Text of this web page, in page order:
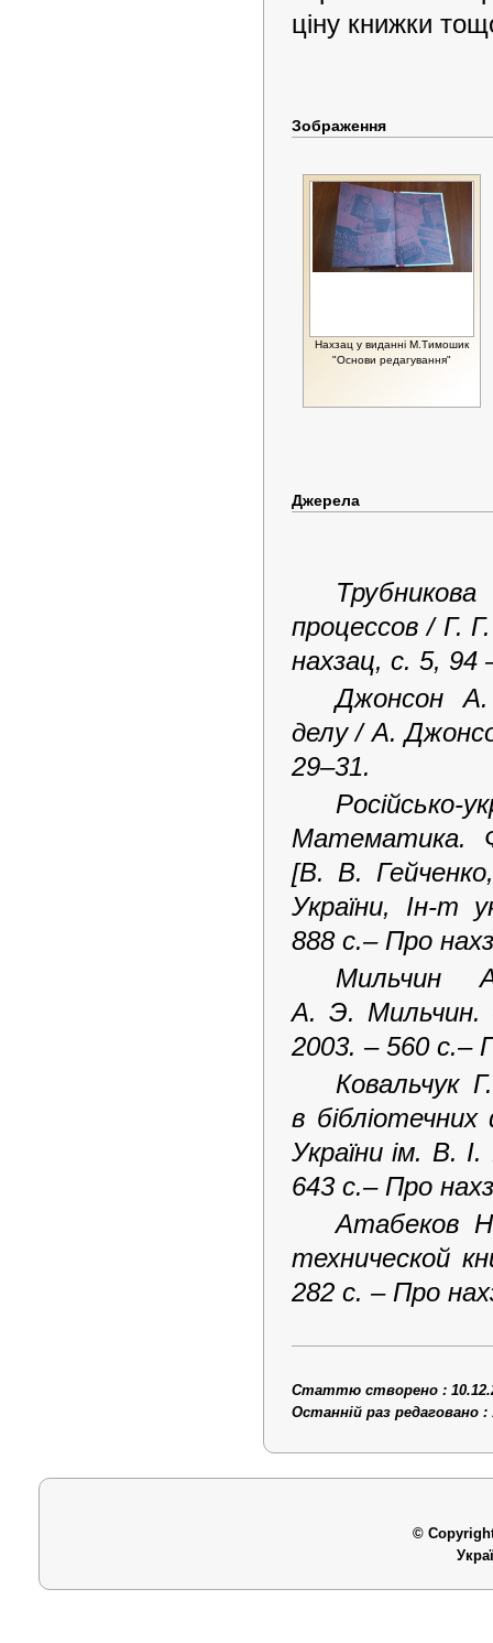
ціну книжки
Зображення
Нахзац у виданні М.Тимошик
"Основи редагування"
Джерела
процессов / Г.
нахзац, с. 5, 94
Джонсон А.
делу / А.
29–31.
Математика.
[В. В.
України, Ін-т
888 с.– Про
Мильчин
А. Э. Мильчин.
2003. – 560 c.–
Ковальчук
в
України ім. В.
643 с.– Про
Атабеков
технической
282 с. – Про
Статтю створено :
Останній раз редаговано :
©